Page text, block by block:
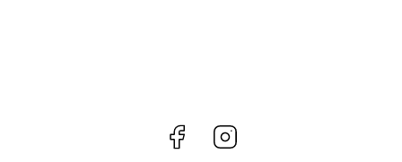
Facebook